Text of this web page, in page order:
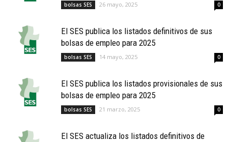
bolsas SES 26 mayo, 2025 0
El SES publica los listados definitivos de sus
bolsas de empleo para 2025
bolsas SES 14 mayo, 2025 0
El SES publica los listados provisionales de sus
bolsas de empleo para 2025
bolsas SES 21 marzo, 2025 0
El SES actualiza los listados definitivos de